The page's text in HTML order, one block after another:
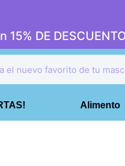
15% DE
Alimento